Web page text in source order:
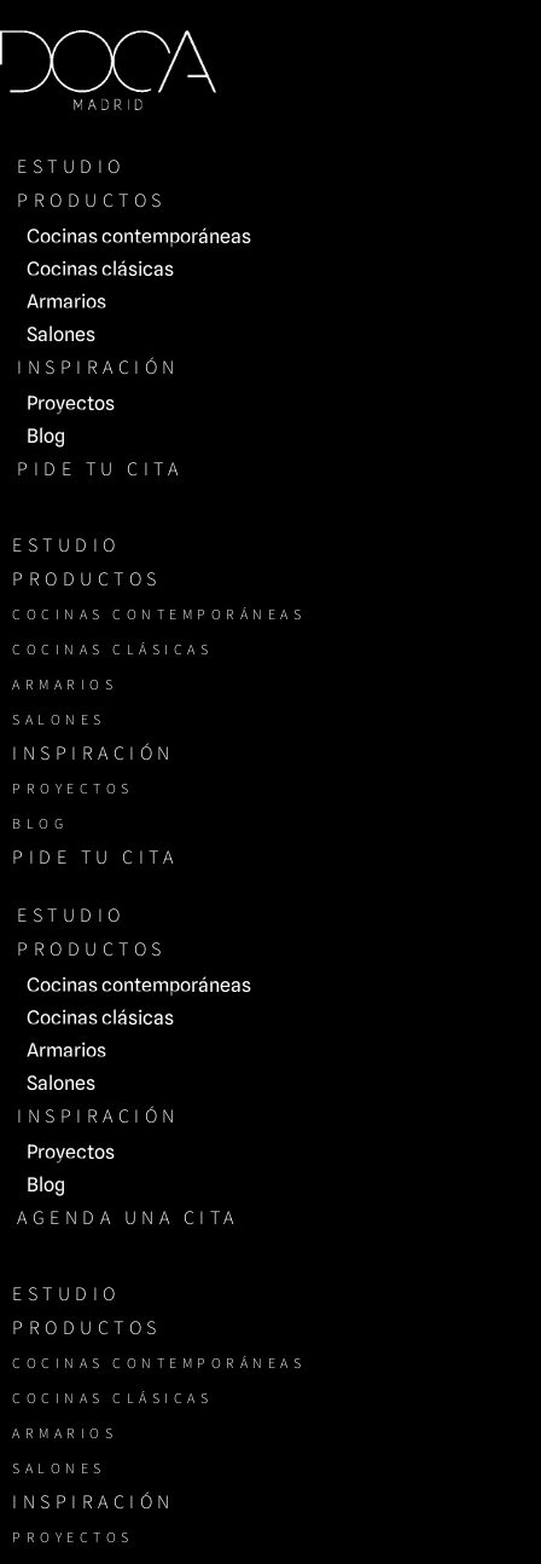
Saltar
al
ESTUDIO
PRODUCTOS
Cocinas contemporáneas
Cocinas clásicas
Armarios
Salones
INSPIRACIÓN
Proyectos
Blog
PIDE TU CITA
ESTUDIO
PRODUCTOS
COCINAS CONTEMPORÁNEAS
COCINAS CLÁSICAS
ARMARIOS
SALONES
INSPIRACIÓN
PROYECTOS
BLOG
PIDE TU CITA
ESTUDIO
PRODUCTOS
Cocinas contemporáneas
Cocinas clásicas
Armarios
Salones
INSPIRACIÓN
Proyectos
Blog
AGENDA UNA CITA
ESTUDIO
PRODUCTOS
COCINAS CONTEMPORÁNEAS
COCINAS CLÁSICAS
ARMARIOS
SALONES
INSPIRACIÓN
PROYECTOS